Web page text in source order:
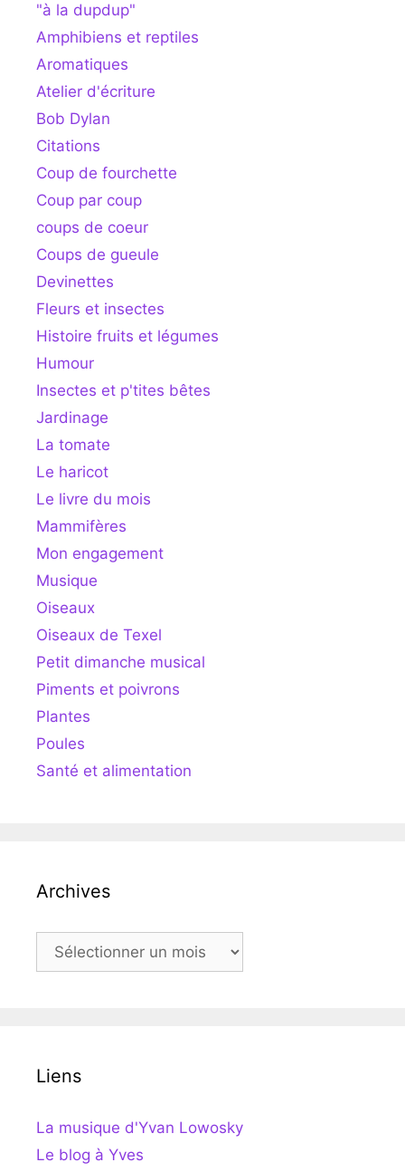
"à la dupdup"
Amphibiens et reptiles
Aromatiques
Atelier d'écriture
Bob Dylan
Citations
Coup de fourchette
Coup par coup
coups de coeur
Coups de gueule
Devinettes
Fleurs et insectes
Histoire fruits et légumes
Humour
Insectes et p'tites bêtes
Jardinage
La tomate
Le haricot
Le livre du mois
Mammifères
Mon engagement
Musique
Oiseaux
Oiseaux de Texel
Petit dimanche musical
Piments et poivrons
Plantes
Poules
Santé et alimentation
Archives
Archives
Liens
La musique d'Yvan Lowosky
Le blog à Yves